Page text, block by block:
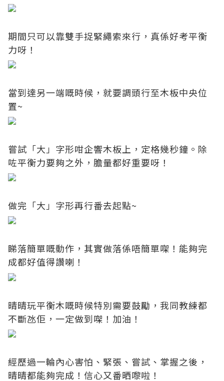
期間只可以靠雙手捉緊繩索來行，真係好考平衡
力呀！
當到達另一端嘅時候，就要調頭行至木板中央位
置~
嘗試「大」字形咁企響木板上，定格幾秒鐘。除
咗平衡力要夠之外，膽量都好重要呀！
做完「大」字形再行番去起點~
睇落簡單嘅動作，其實做落係唔簡單㗎！能夠完
成都好值得讚喇！
晴晴玩平衡木嘅時候特別需要鼓勵，我同教練都
不斷氹佢，一定做到㗎！加油！
經歷過一輪內心害怕、緊張、嘗試、掌握之後，
晴晴都能夠完成！信心又番晒嚟啦！